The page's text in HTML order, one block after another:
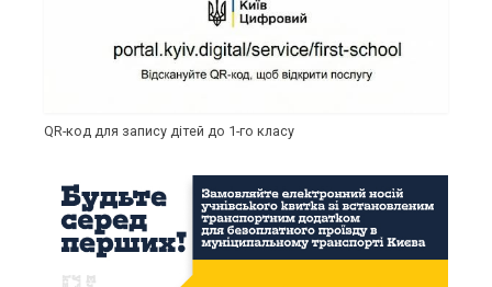
QR-код для запису дітей до 1-го класу